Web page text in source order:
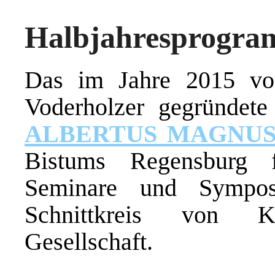
Das im Jahre 2015
Voderholzer
ALBERTUS
Bistums Regensburg
Seminare und
Schnittkreis von
Gesellschaft.